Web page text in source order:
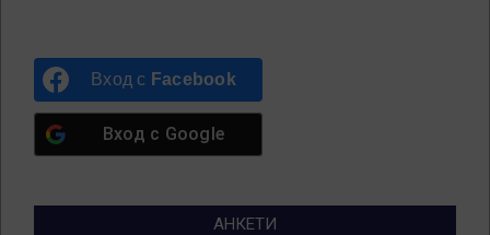
Вход с Facebook
Вход с Google
АНКЕТИ